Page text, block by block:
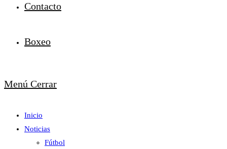
Contacto
Boxeo
Menú Cerrar
Inicio
Noticias
Fútbol